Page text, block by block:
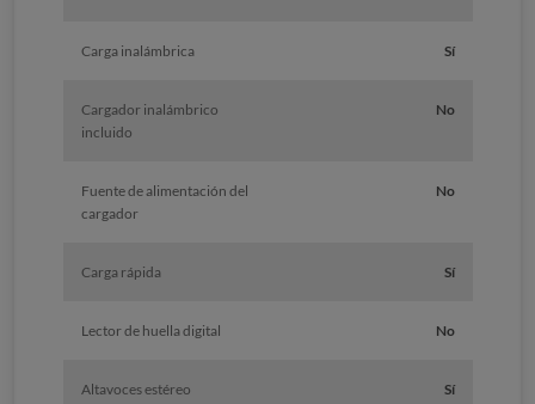
Carga inalámbrica Sí
Cargador inalámbrico
incluido
No
Fuente de alimentación del
cargador
No
Carga rápida Sí
Lector de huella digital No
Altavoces estéreo Sí